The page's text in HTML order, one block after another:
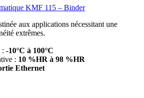
KMF 115 – Binder
aux applications nécessitant une
extrêmes.
: -10°C à 100°C
: 10 %HR à 98 %HR
Ethernet